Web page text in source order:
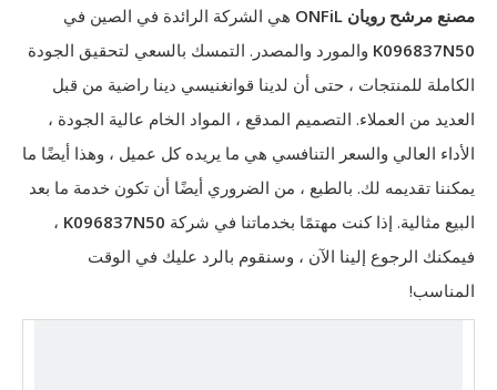
مصنع مرشح رويان ONFiL
هي الشركة الرائدة في الصين في
K096837N50 والمورد والمصدر. التمسك بالسعي لتحقيق الجودة
الكاملة للمنتجات ، حتى أن لدينا قوانغنيسي دينا راضية من قبل
العديد من العملاء. التصميم المدقع ، المواد الخام عالية الجودة ،
الأداء العالي والسعر التنافسي هي ما يريده كل عميل ، وهذا أيضًا ما
يمكننا تقديمه لك. بالطبع ، من الضروري أيضًا أن تكون خدمة ما بعد
البيع مثالية. إذا كنت مهتمًا بخدماتنا في شركة K096837N50 ،
فيمكنك الرجوع إلينا الآن ، وسنقوم بالرد عليك في الوقت
المناسب!